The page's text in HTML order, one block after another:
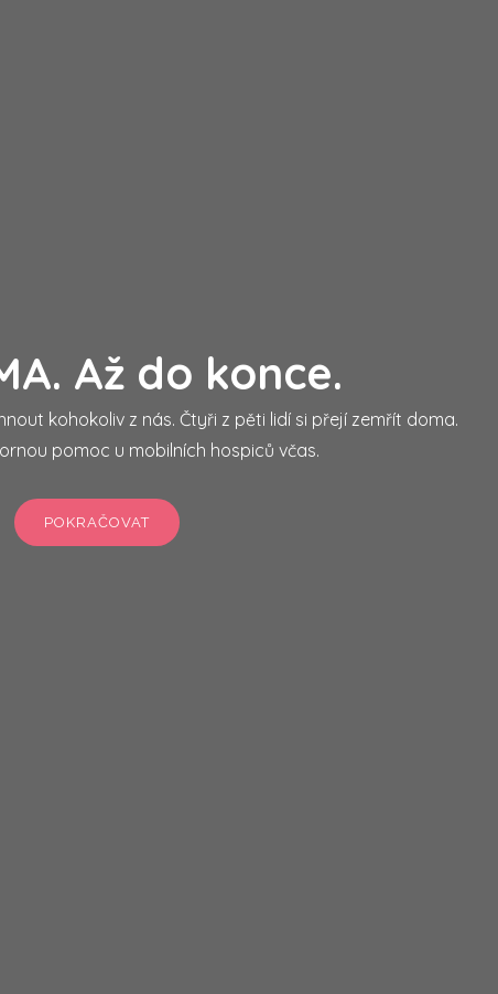
. Až do konce.
kohokoliv z nás. Čtyři z pěti lidí si přejí zemřít doma.
pomoc u mobilních hospiců včas.
POKRAČOVAT